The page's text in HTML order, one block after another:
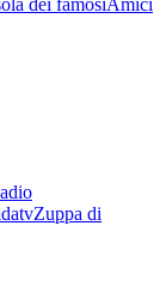
dei famosiAmici
Zuppa di